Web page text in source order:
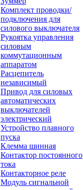
Комплект проводки/
подключения для
силового выключателя
Рукоятка управления
силовым
коммутационным
аппаратом
Расцепитель
независимый
Привод для силовых
автоматических
выключателей
электрический
Устройство плавного
пуска
Клемма шинная
Контактор постоянного
тока
Контакторное реле
Модуль сигнальной